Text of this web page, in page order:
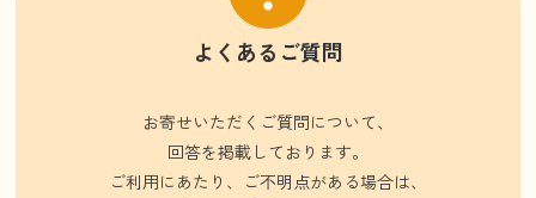
よくあるご質問
お寄せいただくご質問について、
回答を掲載しております。
ご利用にあたり、ご不明点がある場合は、